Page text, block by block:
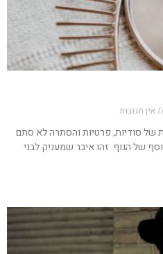
אין תגובות
של סודיות, פרטיות והסתרה לא סתם
של הגוף. זהו איבר שמעניק לבני